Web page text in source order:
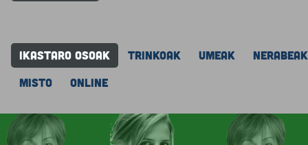
IKASTARO OSOAK TRINKOAK UMEAK
NERABEAK
MISTO
ONLINE